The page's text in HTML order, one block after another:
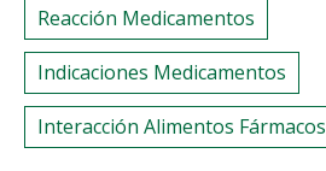
Reacción Medicamentos
Indicaciones Medicamentos
Interacción Alimentos Fármacos